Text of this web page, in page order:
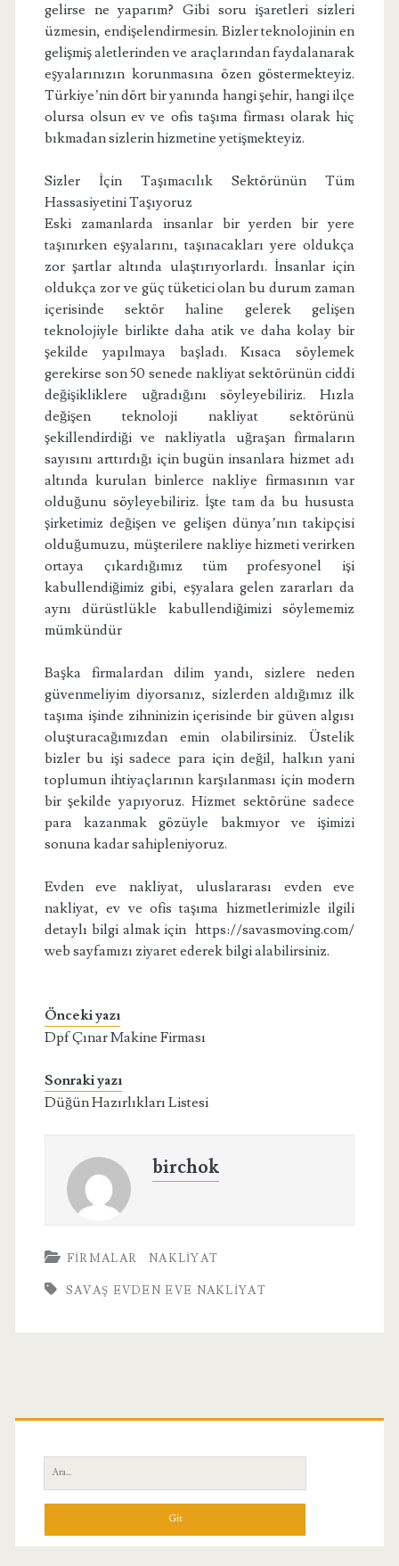
gelirse ne yaparım? Gibi soru işaretleri sizleri
üzmesin, endişelendirmesin. Bizler teknolojinin en
gelişmiş aletlerinden ve araçlarından faydalanarak
eşyalarınızın korunmasına özen göstermekteyiz.
Türkiye’nin dört bir yanında hangi şehir, hangi ilçe
olursa olsun ev ve ofis taşıma firması olarak hiç
bıkmadan sizlerin hizmetine yetişmekteyiz.
Sizler İçin Taşımacılık Sektörünün Tüm
Hassasiyetini Taşıyoruz
Eski zamanlarda insanlar bir yerden bir yere
taşınırken eşyalarını, taşınacakları yere oldukça
zor şartlar altında ulaştırıyorlardı. İnsanlar için
oldukça zor ve güç tüketici olan bu durum zaman
içerisinde sektör haline gelerek gelişen
teknolojiyle birlikte daha atik ve daha kolay bir
şekilde yapılmaya başladı. Kısaca söylemek
gerekirse son 50 senede nakliyat sektörünün ciddi
değişikliklere uğradığını söyleyebiliriz. Hızla
değişen teknoloji nakliyat sektörünü
şekillendirdiği ve nakliyatla uğraşan firmaların
sayısını arttırdığı için bugün insanlara hizmet adı
altında kurulan binlerce nakliye firmasının var
olduğunu söyleyebiliriz. İşte tam da bu hususta
şirketimiz değişen ve gelişen dünya’nın takipçisi
olduğumuzu, müşterilere nakliye hizmeti verirken
ortaya çıkardığımız tüm profesyonel işi
kabullendiğimiz gibi, eşyalara gelen zararları da
aynı dürüstlükle kabullendiğimizi söylememiz
mümkündür
Başka firmalardan dilim yandı, sizlere neden
güvenmeliyim diyorsanız, sizlerden aldığımız ilk
taşıma işinde zihninizin içerisinde bir güven algısı
oluşturacağımızdan emin olabilirsiniz. Üstelik
bizler bu işi sadece para için değil, halkın yani
toplumun ihtiyaçlarının karşılanması için modern
bir şekilde yapıyoruz. Hizmet sektörüne sadece
para kazanmak gözüyle bakmıyor ve işimizi
sonuna kadar sahipleniyoruz.
Evden eve nakliyat, uluslararası evden eve
nakliyat, ev ve ofis taşıma hizmetlerimizle ilgili
detaylı bilgi almak için https://savasmoving.com/
web sayfamızı ziyaret ederek bilgi alabilirsiniz.
Önceki yazı
Dpf Çınar Makine Firması
Sonraki yazı
Düğün Hazırlıkları Listesi
birchok
FIRMALAR NAKLIYAT
SAVAŞ EVDEN EVE NAKLIYAT
Birincil
Yan
Menü
Ara: